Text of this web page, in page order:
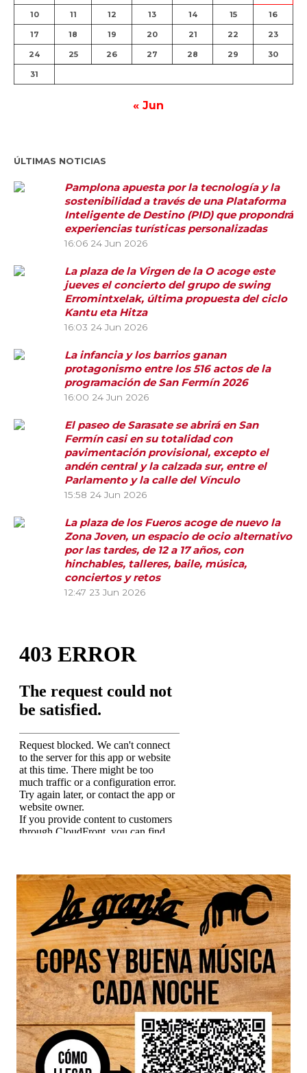
10 11 12 13 14 15 16
17 18 19 20 21 22 23
24 25 26 27 28 29 30
31
« Jun
ÚLTIMAS NOTICIAS
Pamplona apuesta por la tecnología y la
sostenibilidad a través de una Plataforma
Inteligente de Destino (PID) que propondrá
experiencias turísticas personalizadas
16:06 24 Jun 2026
La plaza de la Virgen de la O acoge este
jueves el concierto del grupo de swing
Erromintxelak, última propuesta del ciclo
Kantu eta Hitza
16:03 24 Jun 2026
La infancia y los barrios ganan
protagonismo entre los 516 actos de la
programación de San Fermín 2026
16:00 24 Jun 2026
El paseo de Sarasate se abrirá en San
Fermín casi en su totalidad con
pavimentación provisional, excepto el
andén central y la calzada sur, entre el
Parlamento y la calle del Vínculo
15:58 24 Jun 2026
La plaza de los Fueros acoge de nuevo la
Zona Joven, un espacio de ocio alternativo
por las tardes, de 12 a 17 años, con
hinchables, talleres, baile, música,
conciertos y retos
12:47 23 Jun 2026